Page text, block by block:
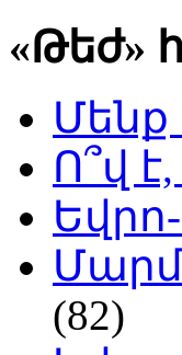
«Թեժ»
Մենք
Ո՞վ
Եվրո-
(82)